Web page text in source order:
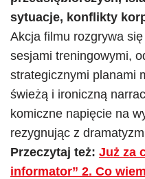
sytuacje, konflikty
Akcja filmu rozgrywa
sesjami treningowymi,
strategicznymi planami
świeżą i ironiczną
komiczne napięcie na
rezygnując z
Przeczytaj też: Już za
informator” 2. Co